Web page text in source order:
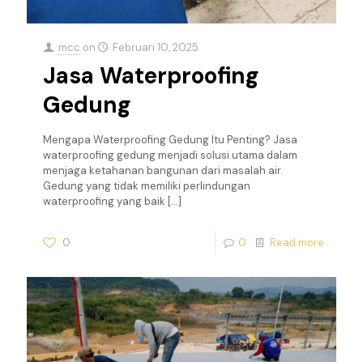
mcc on Februari 10, 2025
Jasa Waterproofing
Gedung
Mengapa Waterproofing Gedung Itu Penting? Jasa
waterproofing gedung menjadi solusi utama dalam
menjaga ketahanan bangunan dari masalah air.
Gedung yang tidak memiliki perlindungan
waterproofing yang baik […]
0 0 Read more